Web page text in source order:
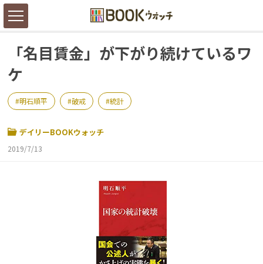
「名目賃金」が下がり続けているワ
ケ
明石順平 破戒 統計
デイリーBOOKウォッチ
2019/7/13